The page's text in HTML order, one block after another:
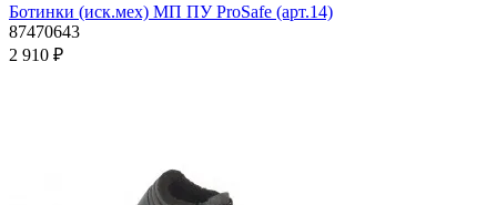
Ботинки (иск.мех) МП ПУ ProSafe (арт.14)
87470643
2 910 ₽